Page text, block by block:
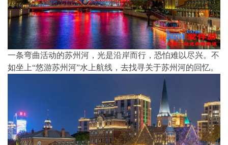
一条弯曲活动的苏州河，光是沿岸而行，恐怕难以尽兴。不
如坐上“悠游苏州河”水上航线，去找寻关于苏州河的回忆。